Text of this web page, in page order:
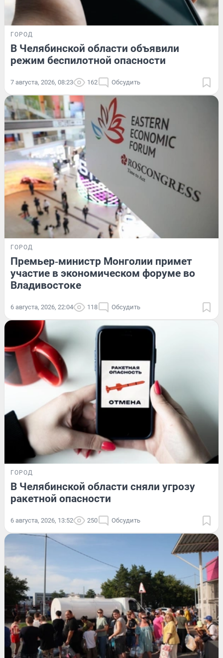
ГОРОД
В Челябинской области объявили
режим беспилотной опасности
7 августа, 2026, 08:23 162 Обсудить
ГОРОД
Премьер‑министр Монголии примет
участие в экономическом форуме во
Владивостоке
6 августа, 2026, 22:04 118 Обсудить
ГОРОД
В Челябинской области сняли угрозу
ракетной опасности
6 августа, 2026, 13:52 250 Обсудить